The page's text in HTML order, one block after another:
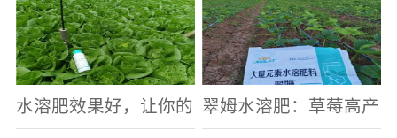
南走访时，发现当地许多
蔬菜产区，老棚数量占多
数，连年的重茬、土壤板
结等原因，导致土壤差，
作物根系...
，也是山东窦大哥开心的
时刻，从一大早接到收购
商的电话，就开始在草莓
大棚里忙碌。为什么窦大
哥家的草...
水溶肥效果好，让你的 翠姆水溶肥：草莓高产